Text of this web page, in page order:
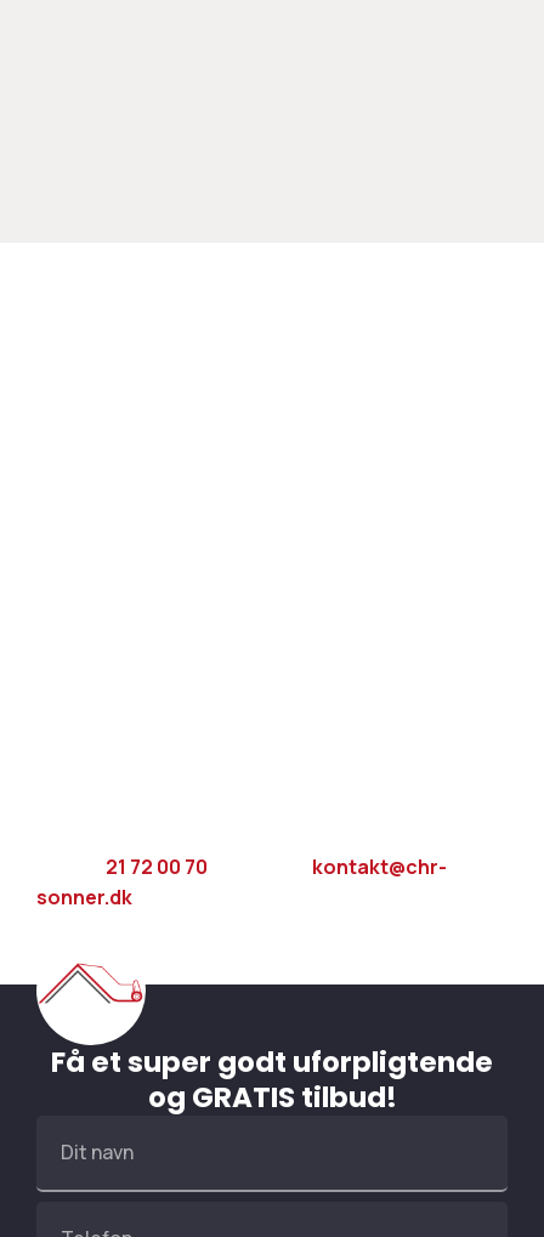
21 72 00 70
kontakt@chr-
sonner.dk
Få et super godt uforpligtende
og GRATIS tilbud!